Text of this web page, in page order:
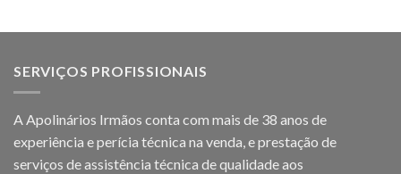
SERVIÇOS PROFISSIONAIS
A Apolinários Irmãos conta com mais de 38 anos de
experiência e perícia técnica na venda, e prestação de
serviços de assistência técnica de qualidade aos